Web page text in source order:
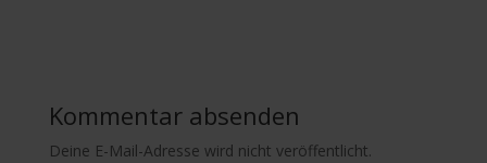
Kommentar absenden
Deine E-Mail-Adresse wird nicht veröffentlicht.